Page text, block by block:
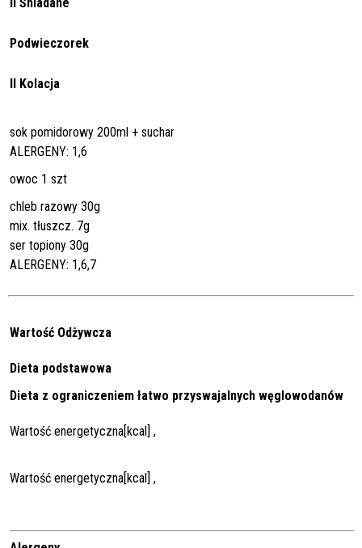
Podwieczorek
II Kolacja
sok pomidorowy 200ml + suchar
ALERGENY: 1,6
owoc 1 szt
chleb razowy 30g
mix. tłuszcz. 7g
ser topiony 30g
ALERGENY: 1,6,7
Wartość Odżywcza
Dieta podstawowa
Dieta z ograniczeniem łatwo przyswajalnych węglowodanów
Wartość energetyczna[kcal] ,
Wartość energetyczna[kcal] ,